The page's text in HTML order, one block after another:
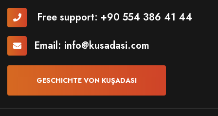
Free support: +90 554 386 41 44
Email: info@kusadasi.com
GESCHICHTE VON KUŞADASI